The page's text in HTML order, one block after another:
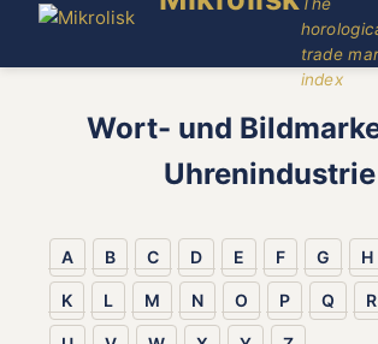
trade
index
Wort- und
Uhrenindustrie
A B C D E F G H
K L M N O P Q R